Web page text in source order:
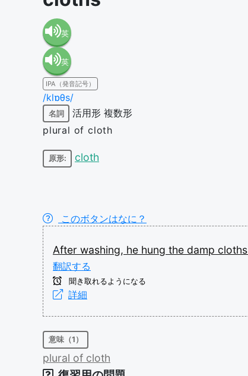
英
語（米
国）
(en-US)
英
語（イ
ギリ
ス）
IPA（発音記号）
/klɒθs/
名詞 活用形 複数形
plural of cloth
原形: cloth
このボタンはなに？
After washing, he hung the damp cloths
翻訳する
聞き取れるようになる
詳細
意味（1）
plural of cloth